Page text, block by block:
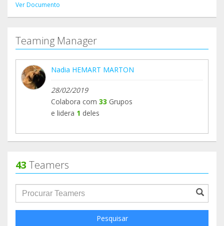
Ver Documento
Teaming Manager
Nadia HEMART MARTON
28/02/2019
Colabora com 33 Grupos
e lidera 1 deles
43 Teamers
groupProfile.searchForm.search.text???
Pesquisar